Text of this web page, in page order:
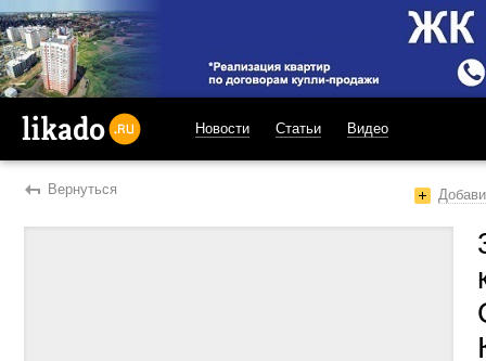
Новости Статьи Видео
Вернуться